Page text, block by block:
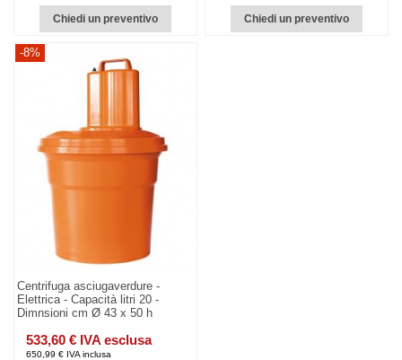
Chiedi un preventivo Chiedi un preventivo
-8%
Centrifuga asciugaverdure -
Elettrica - Capacità litri 20 -
Dimnsioni cm Ø 43 x 50 h
533,60 € IVA esclusa
650,99 € IVA inclusa